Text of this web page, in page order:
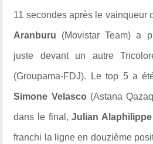
11 secondes après le vainqueur
Aranburu (Movistar Team) a
juste devant un autre
(Groupama-FDJ). Le top 5 a
Simone Velasco (Astana
dans le final,Julian Alaphilippe
franchi la ligne en douzième